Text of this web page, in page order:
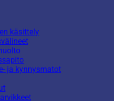
käsittely
ja kynnysmatot